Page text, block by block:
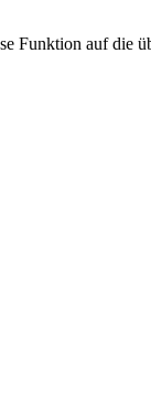
Funktion auf die